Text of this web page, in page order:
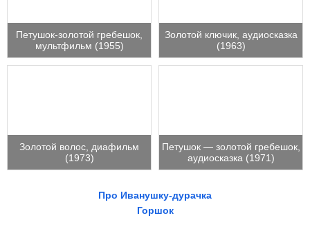
Петушок-золотой гребешок,
мультфильм (1955)
Золотой ключик, аудиосказка
(1963)
Золотой волос, диафильм
(1973)
Петушок — золотой гребешок,
аудиосказка (1971)
Про Иванушку-дурачка
Горшок